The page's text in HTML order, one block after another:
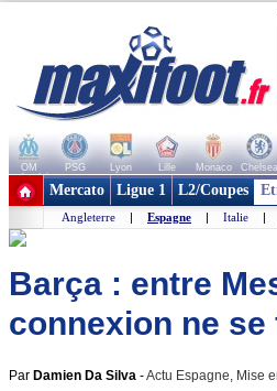
OM PSG Lyon Lille Monaco Chelsea
+ de clubs
Mercato Ligue 1 L2/Coupes
Angleterre | Espagne | Italie |
Barça : entre
connexion ne se
Par Damien Da Silva -Actu Espagne, Mise